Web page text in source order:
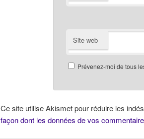
Site web
Prévenez-moi de tous
Ce site utilise Akismet pour réduire les
façon dont les données de vos